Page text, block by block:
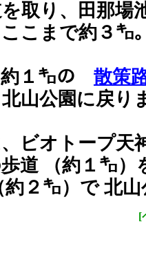
取り、田那場
こまで約３㌔
１㌔の 散策
山公園に戻り
ビオトープ天
道 （約１㌔）
約２㌔）で 北
[